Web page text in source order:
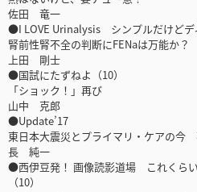
佐田 竜一
●I LOVE Urinalysis シンプルだけどデ
腎前性腎不全の判断にFENaは万能か？
上田 剛士
●国試にたずねよ（10）
「ショック！」再び
山中 克郎
●Update’17
東日本大震災とプライマリ・ケアの今
長 純一
●西伊豆発！ 画像読影道場 これくら
（10）